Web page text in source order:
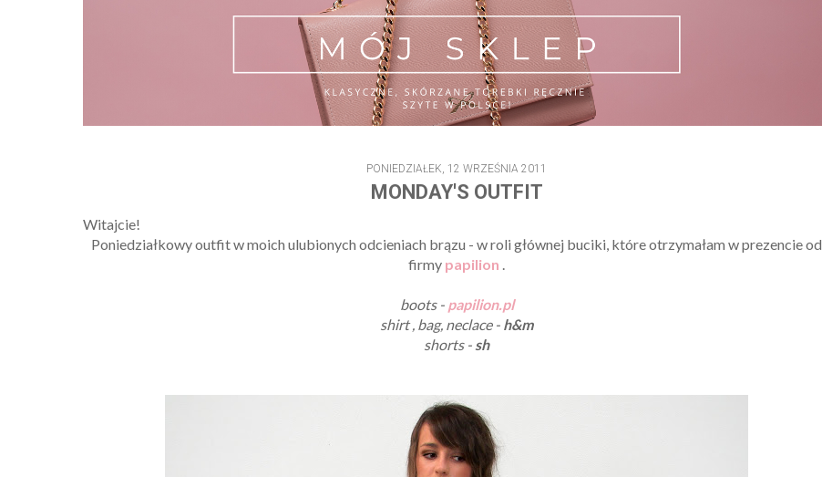
PONIEDZIAŁEK, 12 WRZEŚNIA 2011
MONDAY'S OUTFIT
Witajcie!
Poniedziałkowy outfit w moich ulubionych odcieniach brązu - w roli głównej buciki, które otrzymałam w prezencie od
firmy papilion
boots - papilion.pl
shirt , bag, neclace - h&m
shorts - sh